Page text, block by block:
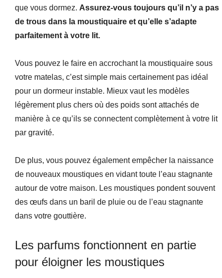
que vous dormez. Assurez-vous toujours qu’il n’y a pas
de trous dans la moustiquaire et qu’elle s’adapte
parfaitement à votre lit.
Vous pouvez le faire en accrochant la moustiquaire sous
votre matelas, c’est simple mais certainement pas idéal
pour un dormeur instable. Mieux vaut les modèles
légèrement plus chers où des poids sont attachés de
manière à ce qu’ils se connectent complètement à votre lit
par gravité.
De plus, vous pouvez également empêcher la naissance
de nouveaux moustiques en vidant toute l’eau stagnante
autour de votre maison. Les moustiques pondent souvent
des œufs dans un baril de pluie ou de l’eau stagnante
dans votre gouttière.
Les parfums fonctionnent en partie
pour éloigner les moustiques